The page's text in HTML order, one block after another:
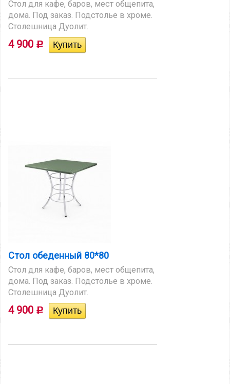
Стол для кафе, баров, мест общепита,
дома. Под заказ. Подстолье в хроме.
Столешница Дуолит.
4 900 Р
Стол обеденный 80*80
Стол для кафе, баров, мест общепита,
дома. Под заказ. Подстолье в хроме.
Столешница Дуолит.
4 900 Р